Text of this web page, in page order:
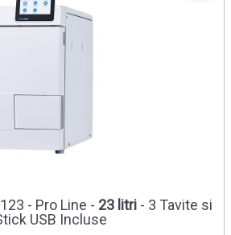
- Pro Line - 23 litri - 3 Tavite si
USB Incluse